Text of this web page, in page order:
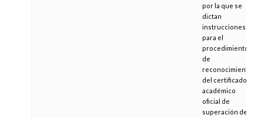
por la que se
dictan
instrucciones
para el
procedimiento
de
reconocimiento
del certificado
académico
oficial de
superación de